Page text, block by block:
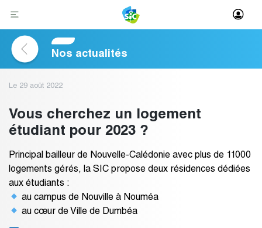
content
Nos actualités
Le 29 août 2022
Vous cherchez un logement
étudiant pour 2023 ?
Principal bailleur de Nouvelle-Calédonie avec plus de 11000
logements gérés, la SIC propose deux résidences dédiées
aux étudiants :
au campus de Nouville à Nouméa
au cœur de Ville de Dumbéa